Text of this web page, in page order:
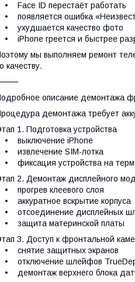
• Face ID перестаёт работать
• появляется ошибка
• ухудшается качество фото
• iPhone греется и быстрее
мы выполняем ремонт
качеству.
описание демонтажа
демонтажа требует
1. Подготовка устройства
• выключение iPhone
• извлечение SIM-лотка
• фиксация устройства на
2. Демонтаж дисплейного
• прогрев клеевого слоя
• аккуратное вскрытие корпуса
• отсоединение дисплейных
• защита материнской платы
3. Доступ к фронтальной
• снятие защитных экранов
• отключение шлейфов
• демонтаж верхнего блока